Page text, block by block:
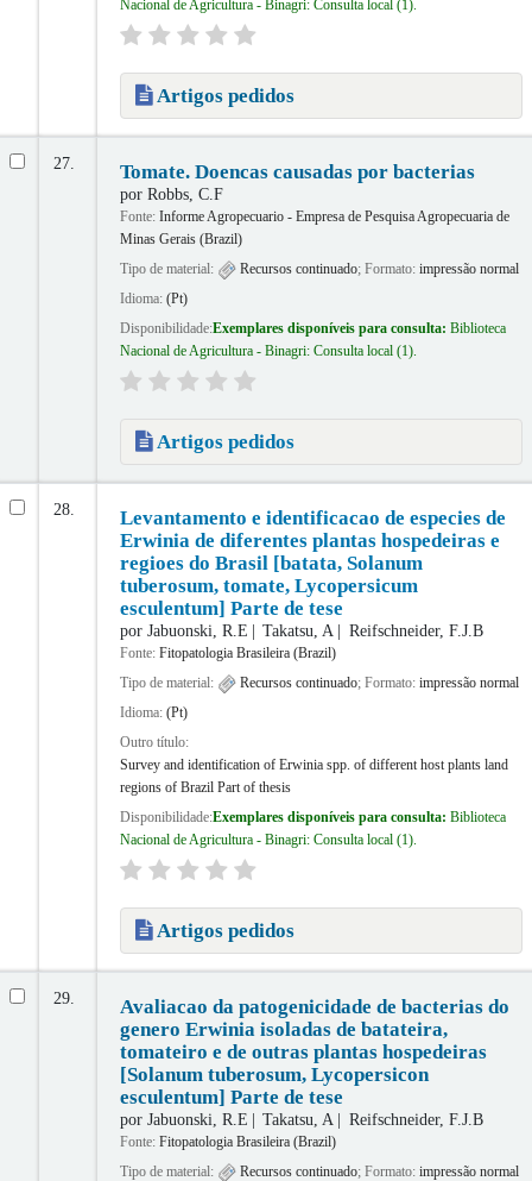
Nacional de Agricultura - Binagri: Consulta local (1).
Artigos pedidos
27. Tomate. Doencas causadas por bacterias
por Robbs, C.F
Fonte: Informe Agropecuario - Empresa de Pesquisa Agropecuaria de
Minas Gerais (Brazil)
Tipo de material:
Recursos continuado; Formato: impressão normal
Idioma: (Pt)
Disponibilidade:Exemplares disponíveis para consulta: Biblioteca
Nacional de Agricultura - Binagri: Consulta local (1).
Artigos pedidos
28.
Levantamento e identificacao de especies de
Erwinia de diferentes plantas hospedeiras e
regioes do Brasil [batata, Solanum
tuberosum, tomate, Lycopersicum
esculentum] Parte de tese
por Jabuonski, R.E Takatsu, A Reifschneider, F.J.B
Fonte: Fitopatologia Brasileira (Brazil)
Tipo de material:
Recursos continuado; Formato: impressão normal
Idioma: (Pt)
Outro título:
Survey and identification of Erwinia spp. of different host plants land
regions of Brazil Part of thesis
Disponibilidade:Exemplares disponíveis para consulta: Biblioteca
Nacional de Agricultura - Binagri: Consulta local (1).
Artigos pedidos
29.
Avaliacao da patogenicidade de bacterias do
genero Erwinia isoladas de batateira,
tomateiro e de outras plantas hospedeiras
[Solanum tuberosum, Lycopersicon
esculentum] Parte de tese
por Jabuonski, R.E Takatsu, A Reifschneider, F.J.B
Fonte: Fitopatologia Brasileira (Brazil)
Tipo de material:
Recursos continuado; Formato: impressão normal